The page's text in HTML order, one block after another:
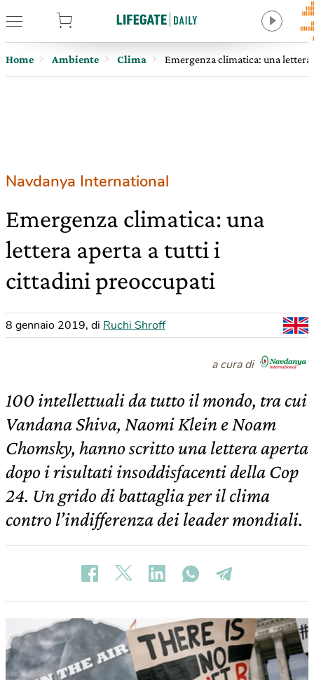
Home Ambiente Clima Emergenza climatica: una
Navdanya International
Emergenza climatica: una
lettera aperta a tutti i
cittadini preoccupati
8 gennaio 2019, di Ruchi Shroff
a cura di
100 intellettuali da tutto il mondo, tra cui
Vandana Shiva, Naomi Klein e Noam
Chomsky, hanno scritto una lettera aperta
dopo i risultati insoddisfacenti della Cop
24. Un grido di battaglia per il clima
contro l’indifferenza dei leader mondiali.